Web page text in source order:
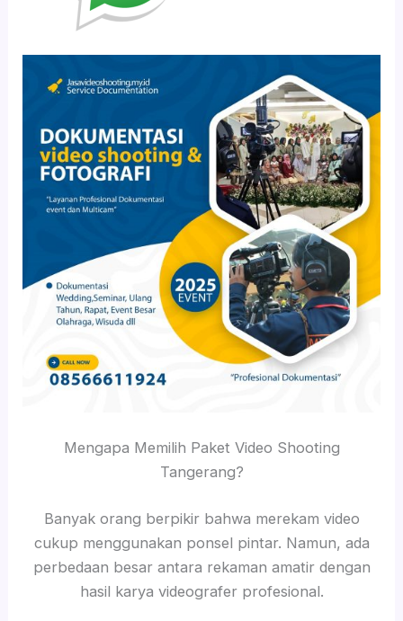
Mengapa Memilih Paket Video Shooting
Tangerang?
Banyak orang berpikir bahwa merekam video
cukup menggunakan ponsel pintar. Namun, ada
perbedaan besar antara rekaman amatir dengan
hasil karya videografer profesional.